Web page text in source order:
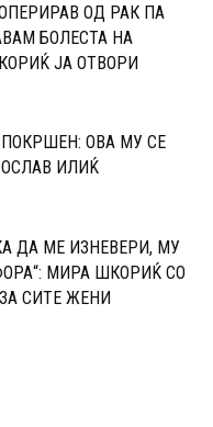
ОД РАК ПА
БОЛЕСТА НА
ЈА ОТВОРИ
ОВА МУ СЕ
ИЛИЌ
ДА МЕ ИЗНЕВЕРИ, МУ
МИРА ШКОРИЌ СО
СИТЕ ЖЕНИ